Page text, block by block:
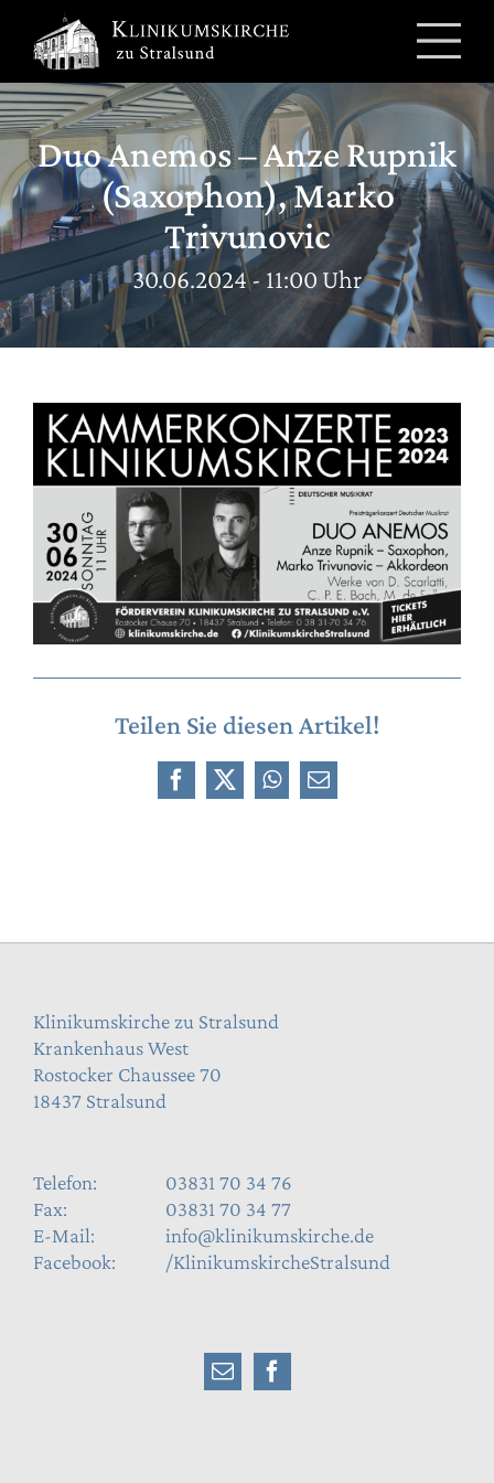
Inhalt
springen
Duo Anemos – Anze Rupnik
(Saxophon), Marko
Trivunovic
30.06.2024 - 11:00 Uhr
Zeige
grösseres
Bild
Teilen Sie diesen Artikel!
Facebook
X WhatsApp
E-
Klinikumskirche zu Stralsund
Krankenhaus West
Rostocker Chaussee 70
18437 Stralsund
Telefon:
03831 70 34 76
Fax:
03831 70 34 77
E-Mail:
info@klinikumskirche.de
Facebook:
/KlinikumskircheStralsund